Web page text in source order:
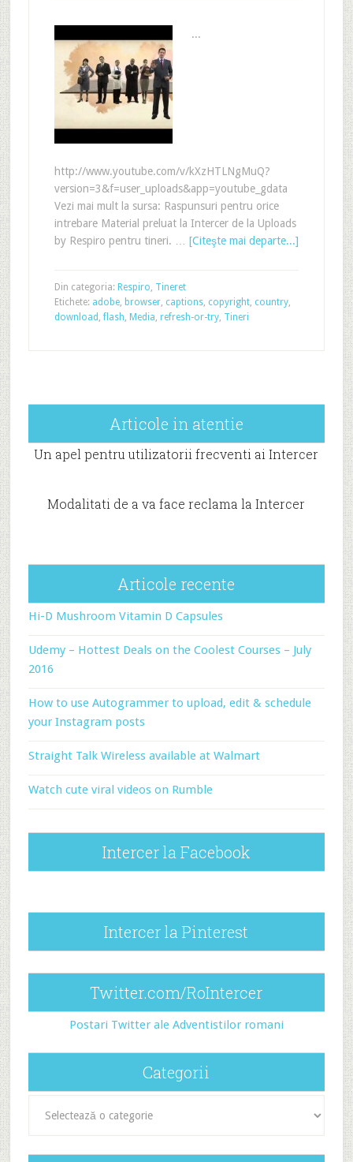
...
http://www.youtube.com/v/kXzHTLNgMuQ?
version=3&f=user_uploads&app=youtube_gdata
Vezi mai mult la sursa: Raspunsuri pentru orice
intrebare Material preluat la Intercer de la Uploads
by Respiro pentru tineri. … [Citeşte mai departe...]
Din categoria: Respiro, Tineret
Etichete: adobe, browser, captions, copyright, country,
download ,flash, Media, refresh-or-try, Tineri
Articole in atentie
Un apel pentru utilizatorii frecventi ai Intercer
Modalitati de a va face reclama la Intercer
Articole recente
Hi-D Mushroom Vitamin D Capsules
Udemy – Hottest Deals on the Coolest Courses – July
2016
How to use Autogrammer to upload, edit & schedule
your Instagram posts
Straight Talk Wireless available at Walmart
Watch cute viral videos on Rumble
Intercer la Facebook
Intercer la Pinterest
Twitter.com/RoIntercer
Postari Twitter ale Adventistilor romani
Categorii